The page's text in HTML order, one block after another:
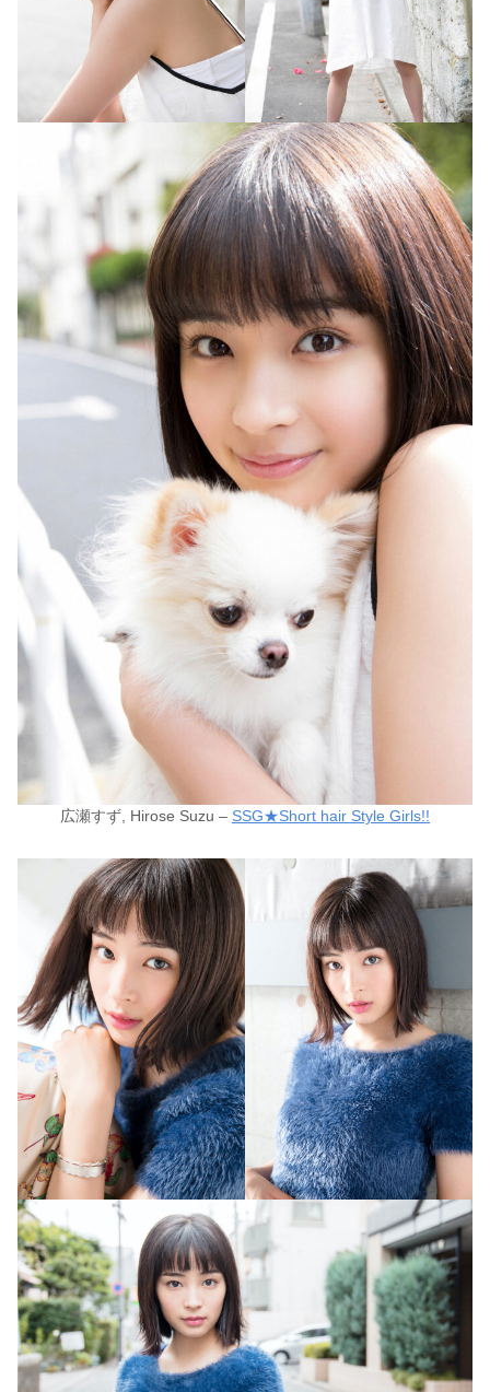
広瀬すず, Hirose Suzu – SSG★Short hair Style Girls!!